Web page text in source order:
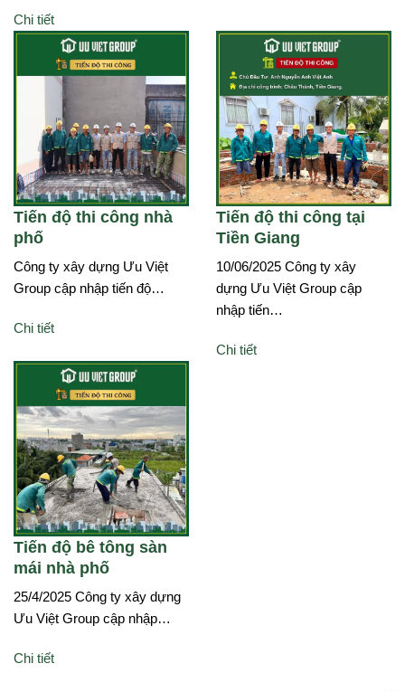
Chi tiết
Tiến độ thi công nhà
phố
Công ty xây dựng Ưu Việt
Group cập nhập tiến độ…
Chi tiết
Tiến độ thi công tại
Tiền Giang
10/06/2025 Công ty xây
dựng Ưu Việt Group cập
nhập tiến…
Chi tiết
Tiến độ bê tông sàn
mái nhà phố
25/4/2025 Công ty xây dựng
Ưu Việt Group cập nhập…
Chi tiết